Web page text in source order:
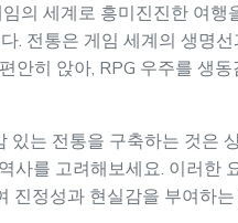
의 세계로 흥미진진한 여행
전통은 게임 세계의 생명
히 앉아, RPG 우주를 생
는 전통을 구축하는 것은
사를 고려해보세요. 이러한
정성과 현실감을 부여하